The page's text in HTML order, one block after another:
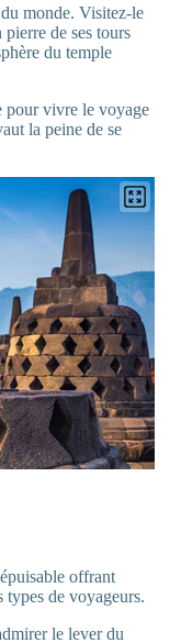
monde. Visitez-le
de ses tours
du temple
pour vivre le voyage
la peine de se
offrant
de voyageurs.
le lever du